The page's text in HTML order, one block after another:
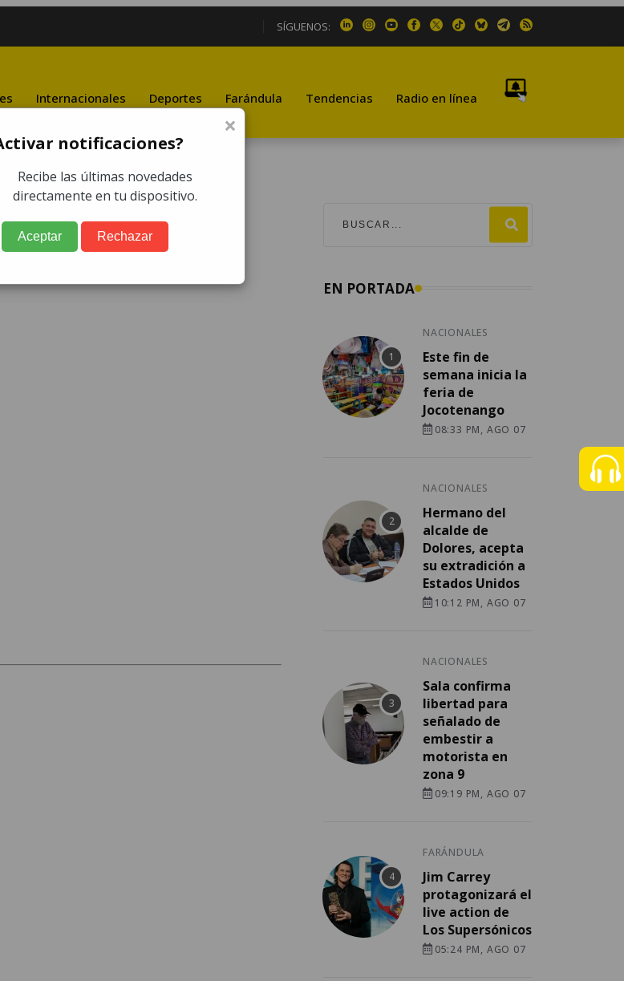
SÍGUENOS:
Internacionales Deportes Farándula Tendencias Radio en línea
EN PORTADA
NACIONALES
Este fin de
semana inicia la
feria de
Jocotenango
08:33 PM, AGO 07
NACIONALES
Hermano del
alcalde de
Dolores, acepta
su extradición a
Estados Unidos
10:12 PM, AGO 07
NACIONALES
Sala confirma
libertad para
señalado de
embestir a
motorista en
zona 9
09:19 PM, AGO 07
FARÁNDULA
Jim Carrey
protagonizará el
live action de
Los Supersónicos
05:24 PM, AGO 07
×
notificaciones?
Recibe las últimas novedades
directamente en tu dispositivo.
Aceptar Rechazar